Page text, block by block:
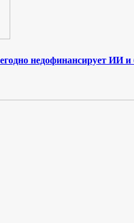
недофинансирует ИИ и